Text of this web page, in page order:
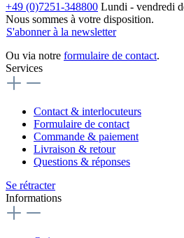
+49 (0)7251-348800 Lundi - vendredi
Nous sommes à votre disposition.
S'abonner à la newsletter
Ou via notre formulaire de contact.
Services
Contact & interlocuteurs
Formulaire de contact
Commande & paiement
Livraison & retour
Questions & réponses
Se rétracter
Informations